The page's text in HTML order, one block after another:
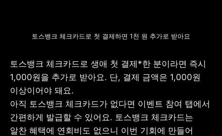
토스뱅크 체크카드로 첫 결제하면 1천 원 추가로 받아요
토스뱅크 체크카드로 생애 첫 결제*한 분이라면 즉시
1,000원을 추가로 받아요. 단, 결제 금액은 1,000원
이상이어야 돼요.
아직 토스뱅크 체크카드가 없다면 이벤트 참여 탭에서
간편하게 발급할 수 있어요. 토스뱅크 체크카드는
알찬 혜택에 연회비도 없으니 이번 기회에 만들어